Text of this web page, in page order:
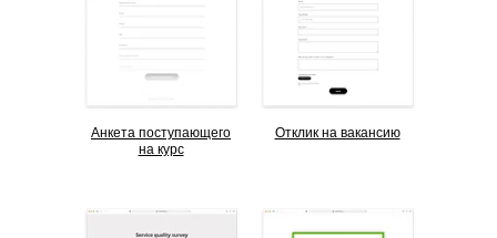
Анкета поступающего
на курс
Отклик на вакансию